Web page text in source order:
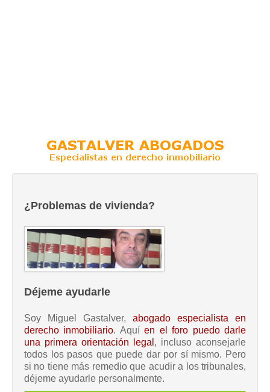
¿Problemas de vivienda?
Déjeme ayudarle
Soy Miguel Gastalver, abogado especialista en
derecho inmobiliario. Aquíen el foro puedo darle
una primera orientación legal , incluso aconsejarle
todos los pasos que puede dar por sí mismo. Pero
si no tiene más remedio que acudir a los tribunales,
déjeme ayudarle personalmente.